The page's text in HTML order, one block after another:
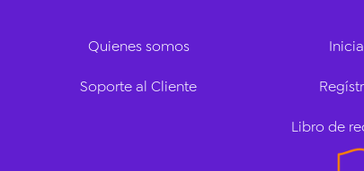
Quienes somos
Soporte al Cliente
Libro de